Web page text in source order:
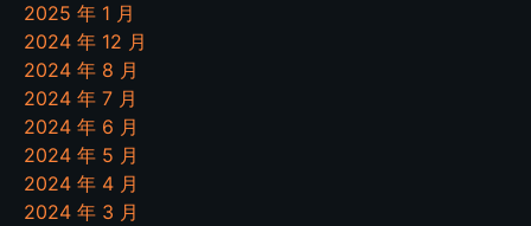
2025 年 1 月
2024 年 12 月
2024 年 8 月
2024 年 7 月
2024 年 6 月
2024 年 5 月
2024 年 4 月
2024 年 3 月